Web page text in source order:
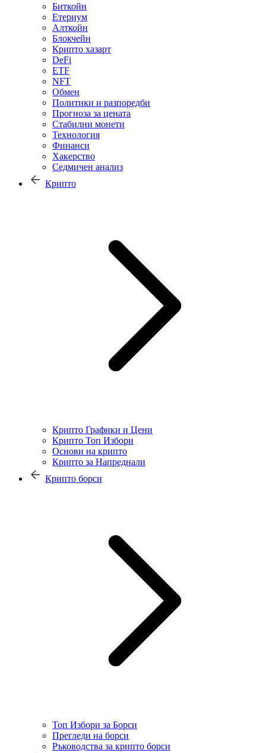
Биткойн
Етериум
Алткойн
Блокчейн
Крипто хазарт
DeFi
ETF
NFT
Обмен
Политики и разпоредби
Прогноза за цената
Стабилни монети
Технология
Финанси
Хакерство
Седмичен анализ
Крипто
Крипто Графики и Цени
Крипто Топ Избори
Основи на крипто
Крипто за Напреднали
Крипто борси
Топ Избори за Борси
Прегледи на борси
Ръководства за крипто борси